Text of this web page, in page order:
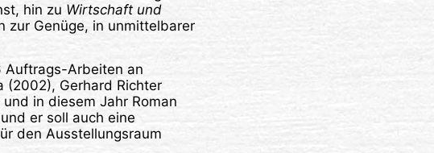
hin zu Wirtschaft und
zur Genüge, in unmittelbarer
Auftrags-Arbeiten an
(2002), Gerhard Richter
in diesem Jahr Roman
er soll auch eine
den Ausstellungsraum